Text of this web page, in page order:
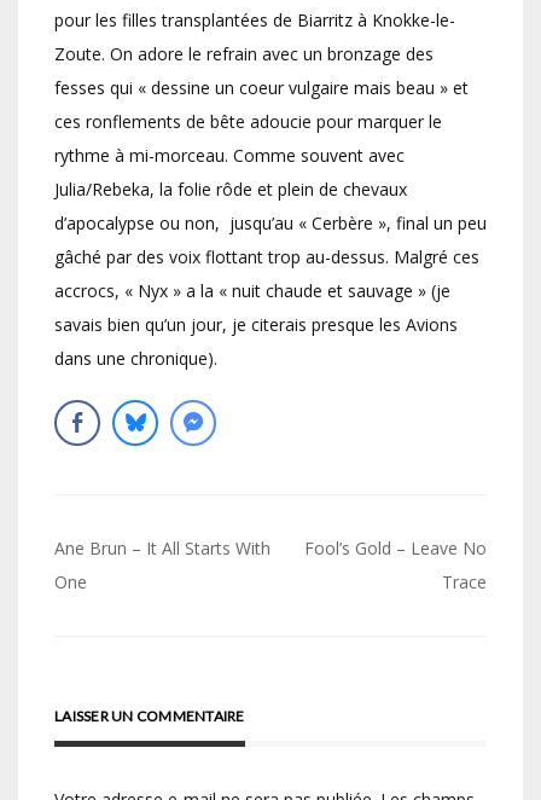
pour les filles transplantées de Biarritz à Knokke-le-
Zoute. On adore le refrain avec un bronzage des
fesses qui « dessine un coeur vulgaire mais beau » et
ces ronflements de bête adoucie pour marquer le
rythme à mi-morceau. Comme souvent avec
Julia/Rebeka, la folie rôde et plein de chevaux
d’apocalypse ou non, jusqu’au « Cerbère », final un peu
gâché par des voix flottant trop au-dessus. Malgré ces
accrocs, « Nyx » a la « nuit chaude et sauvage » (je
savais bien qu’un jour, je citerais presque les Avions
dans une chronique).
Navigation
de
Ane Brun – It All Starts With
One
Fool’s Gold – Leave No
Trace
LAISSER UN COMMENTAIRE